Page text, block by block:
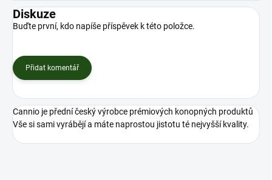
Diskuze
Buďte první, kdo napíše příspěvek k této položce.
Přidat komentář
Cannio je přední český výrobce prémiových konopných produktů
Vše si sami vyrábějí a máte naprostou jistotu té nejvyšší kvality.